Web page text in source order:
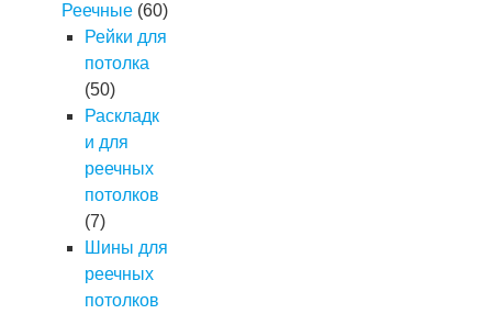
Реечные (60)
Рейки для
потолка
(50)
Раскладк
и для
реечных
потолков
(7)
Шины для
реечных
потолков